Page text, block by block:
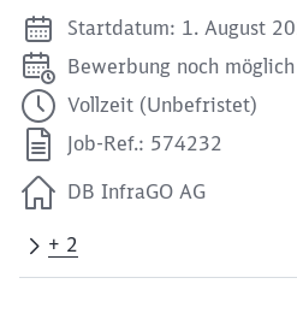
Startdatum: 1. August
Bewerbung noch möglich
Vollzeit (Unbefristet)
Job-Ref.: 574232
DB InfraGO AG
+ 2